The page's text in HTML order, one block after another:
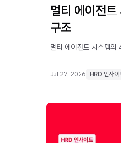
멀티 에이전
구조
멀티 에이전트 시스템의
Jul 27, 2026 HRD 인사이